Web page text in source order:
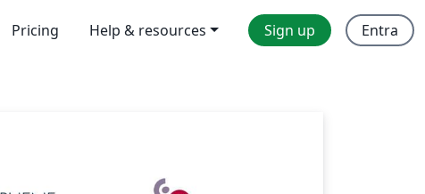
Pricing Help & resources Sign up Entra